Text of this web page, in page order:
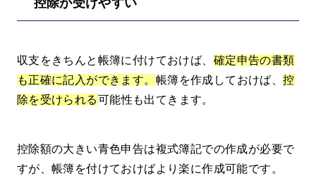
控除が受けやすい
収支をきちんと帳簿に付けておけば、 確定申告の書類
も正確に記入ができます。 帳簿を作成しておけば、控
除を受けられる可能性も出てきます。
控除額の大きい青色申告は複式簿記での作成が必要で
すが、帳簿を付けておけばより楽に作成可能です。